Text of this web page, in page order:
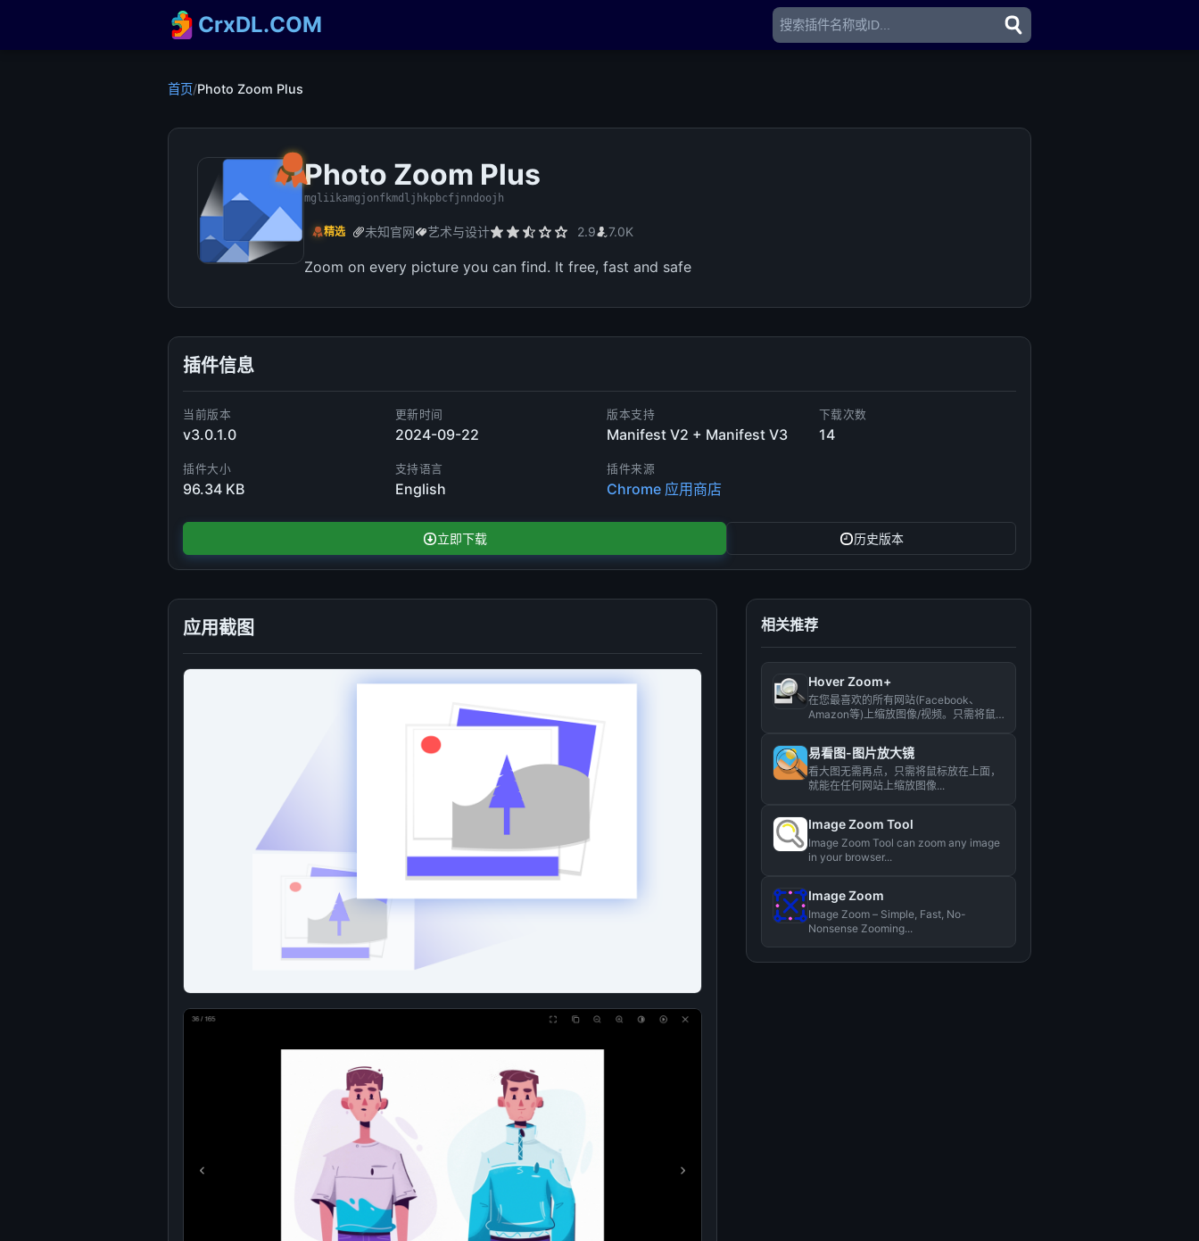
CrxDL.COM
首页/Photo Zoom Plus
Photo Zoom Plus
mgliikamgjonfkmdljhkpbcfjnndoojh
精选 未知官网 艺术与设计 2.9 7.0K
Zoom on every picture you can find. It free, fast and safe
插件信息
当前版本
v3.0.1.0
更新时间
2024-09-22
版本支持
Manifest V2 + Manifest V3
下载次数
14
插件大小
96.34 KB
支持语言
English
插件来源
Chrome 应用商店
立即下载 历史版本
应用截图 相关推荐
Hover Zoom+
在您最喜欢的所有网站(Facebook、
Amazon等)上缩放图像/视频。只需将鼠
易看图-图片放大镜
看大图无需再点，只需将鼠标放在上面，
就能在任何网站上缩放图像...
Image Zoom Tool
Image Zoom Tool can zoom any image
in your browser...
Image Zoom
Image Zoom – Simple, Fast, No-
Nonsense Zooming...